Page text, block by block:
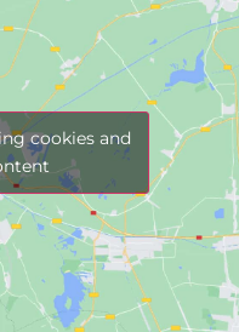
cookies and